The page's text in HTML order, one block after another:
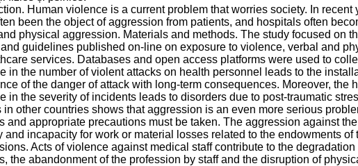
Human violence is a current problem that worries society. In
been the object of aggression from patients, and hospitals often
physical aggression. Materials and methods. The study focused on
guidelines published on-line on exposure to violence, verbal and
services. Databases and open access platforms were used to
in the number of violent attacks on health personnel leads to the
of the danger of attack with long-term consequences. Moreover, the
in the severity of incidents leads to disorders due to post-traumatic
in other countries shows that aggression is an even more serious
and appropriate precautions must be taken. The aggression against
and incapacity for work or material losses related to the endowments of
Acts of violence against medical staff contribute to the degradation
the abandonment of the profession by staff and the disruption of